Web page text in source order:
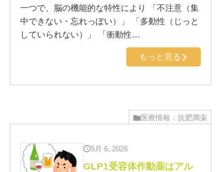
一つで、脳の機能的な特性により 「不注意（集
中できない・忘れっぽい）」 「多動性（じっと
していられない）」 「衝動性…
もっと見る
医療情報：抗肥満薬
5月 6, 2026
GLP1受容体作動薬はアル